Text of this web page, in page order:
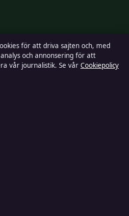
för att driva sajten och, med
och annonsering för att
vår journalistik. Se vår Cookiepolicy